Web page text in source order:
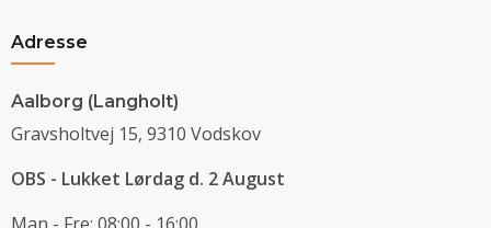
Adresse
Aalborg (Langholt)
Gravsholtvej 15, 9310 Vodskov
OBS - Lukket Lørdag d. 2 August
Man - Fre: 08:00 - 16:00